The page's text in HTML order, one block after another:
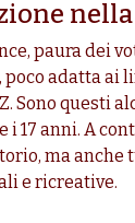
paura dei
poco adatta
Sono questi
i 17 anni. A
ma
e ricreative.